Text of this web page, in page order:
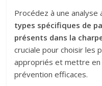
Procédez à une
types spécifiques de
présents dans la
cruciale pour choisir les
appropriés et mettre en
prévention efficaces.